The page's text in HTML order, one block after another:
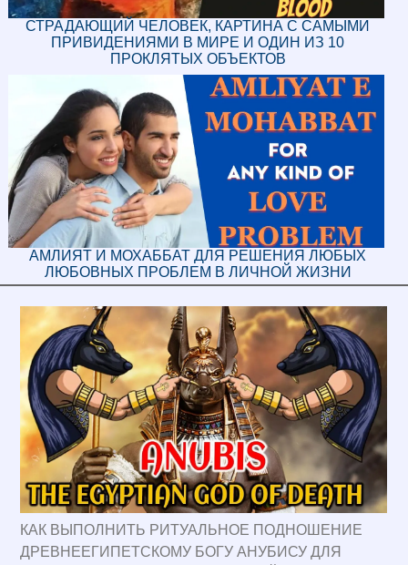
СТРАДАЮЩИЙ ЧЕЛОВЕК, КАРТИНА С САМЫМИ
ПРИВИДЕНИЯМИ В МИРЕ И ОДИН ИЗ 10
ПРОКЛЯТЫХ ОБЪЕКТОВ
АМЛИЯТ И МОХАББАТ ДЛЯ РЕШЕНИЯ ЛЮБЫХ
ЛЮБОВНЫХ ПРОБЛЕМ В ЛИЧНОЙ ЖИЗНИ
КАК ВЫПОЛНИТЬ РИТУАЛЬНОЕ ПОДНОШЕНИЕ
ДРЕВНЕЕГИПЕТСКОМУ БОГУ АНУБИСУ ДЛЯ